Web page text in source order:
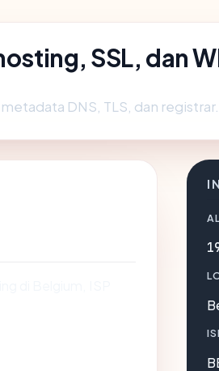
SSL, dan
DNS, TLS, dan